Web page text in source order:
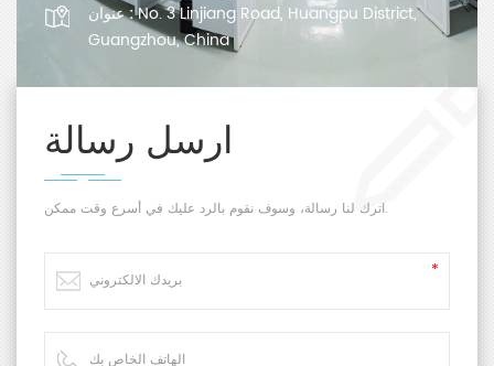
عنوان :No. 3 Linjiang Road, Huangpu District,
Guangzhou, China
ارسل رسالة
اترك لنا رسالة، وسوف نقوم بالرد عليك في أسرع وقت ممكن.